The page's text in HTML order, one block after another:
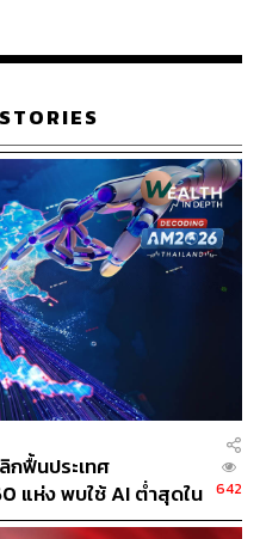
วิธีแก้ปัญหาใหม่เพื่อหลีก
ลพิษมาก’ เพื่อให้สามารถ
จกให้ได้ตามเป้าหมายในปี
คำมั่นว่าจะทำงานอย่าง
กรเพื่อการพัฒนาอื่นๆ
งการหลายอย่างในการ
าพภูมิอากาศ
business/world-b
climate-transition-
กฟื้นประเทศ
แห่ง พบใช้ AI ต่ำสุดใน
อบ 4 เท่า
642